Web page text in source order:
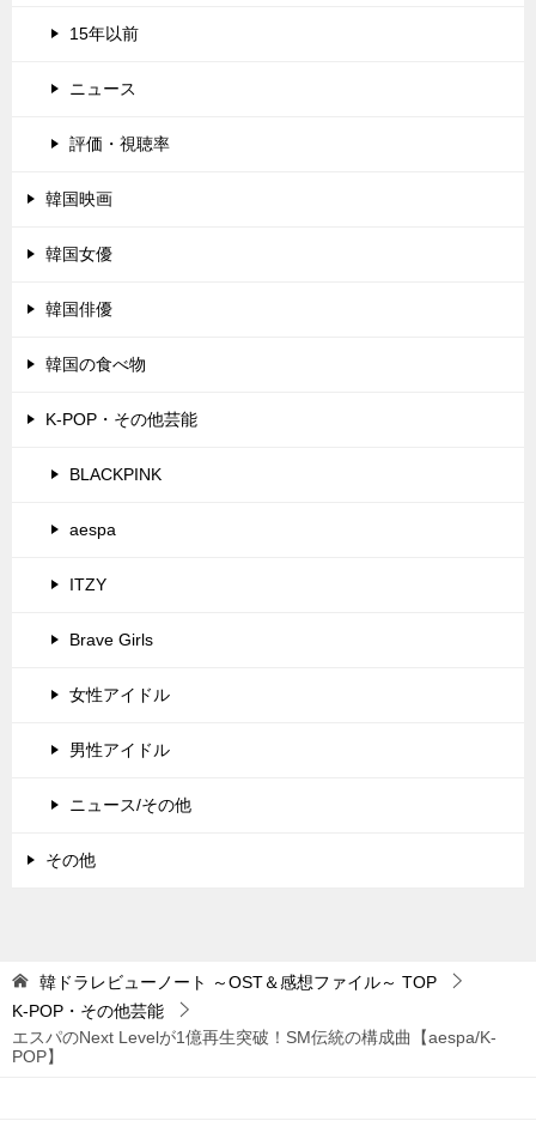
15年以前
ニュース
評価・視聴率
韓国映画
韓国女優
韓国俳優
韓国の食べ物
K-POP・その他芸能
BLACKPINK
aespa
ITZY
Brave Girls
女性アイドル
男性アイドル
ニュース/その他
その他
韓ドラレビューノート ～OST＆感想ファイル～ TOP
K-POP・その他芸能
エスパのNext Levelが1億再生突破！SM伝統の構成曲【aespa/K-
POP】